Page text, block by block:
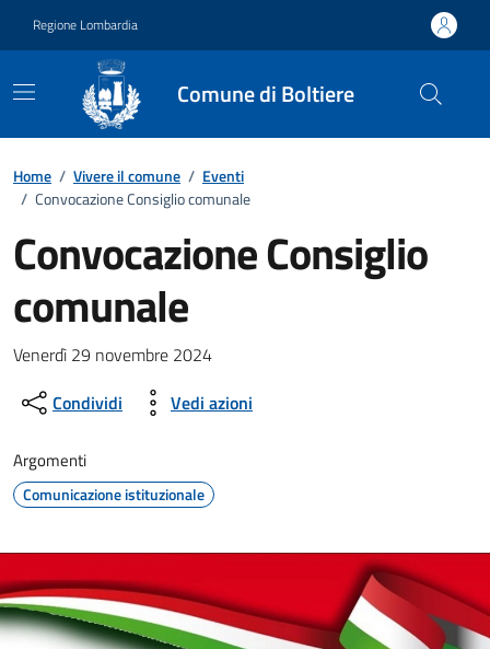
Regione Lombardia
Comune di Boltiere
Home / Vivere il comune / Eventi
/ Convocazione Consiglio comunale
Convocazione Consiglio
comunale
Dettagli della notizia
Venerdì 29 novembre 2024
Condividi
Vedi azioni
Argomenti
Comunicazione istituzionale